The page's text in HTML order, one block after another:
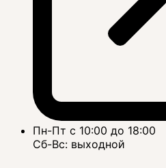
Пн-Пт с 10:00 до 18:00
Сб-Вс: выходной